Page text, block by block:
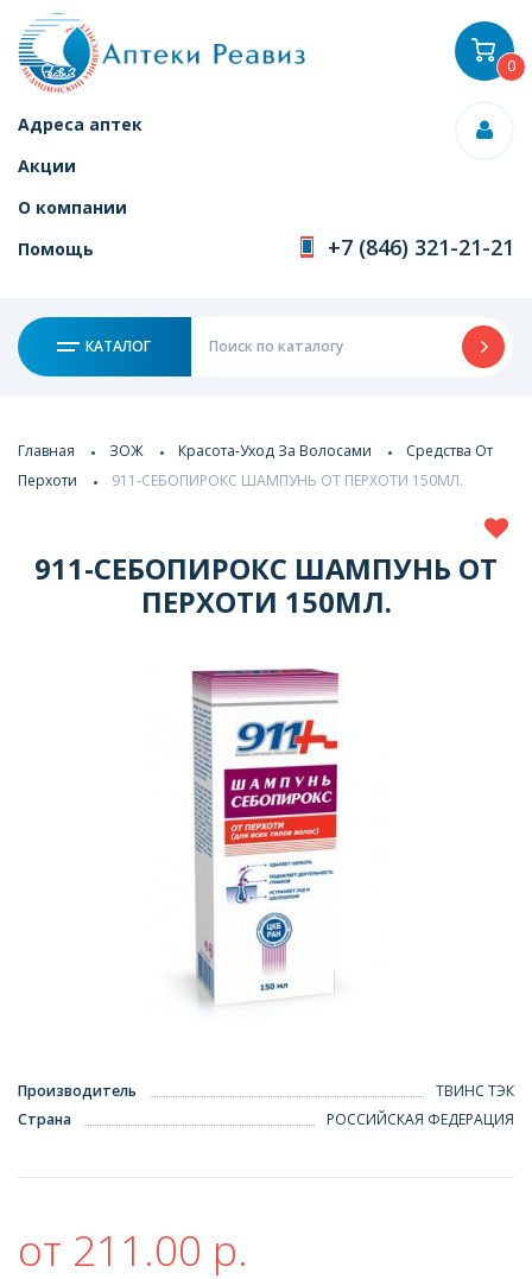
Адреса аптек
Акции
О компании
Помощь
+7 (846) 321-21-21
КАТАЛОГ
0
Главная ЗОЖ Красота-Уход За Волосами
Средства От
Перхоти
911-СЕБОПИРОКС ШАМПУНЬ ОТ ПЕРХОТИ 150МЛ.
911-СЕБОПИРОКС ШАМПУНЬ ОТ
ПЕРХОТИ 150МЛ.
Производитель
ТВИНС ТЭК
Страна
РОССИЙСКАЯ ФЕДЕРАЦИЯ
от 211.00 р.